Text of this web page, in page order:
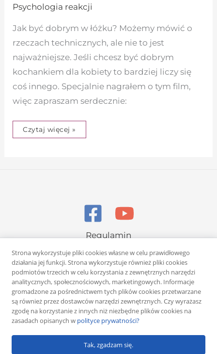
Psychologia reakcji
Jak być dobrym w łóżku? Możemy mówić o
rzeczach technicznych, ale nie to jest
najważniejsze. Jeśli chcesz być dobrym
kochankiem dla kobiety to bardziej liczy się
coś innego. Specjalnie nagrałem o tym film,
więc zapraszam serdecznie:
Czytaj więcej »
Regulamin
Polityka prywatności
Copyright © 2026 Rafał Żuber
Powered byKlub eMarketera
Strona wykorzystuje pliki cookies własne w celu prawidłowego
działania jej funkcji. Strona wykorzystuje również pliki cookies
podmiotów trzecich w celu korzystania z zewnętrznych narzędzi
analitycznych, społecznościowych, marketingowych. Informacje
gromadzone za pośrednictwem tych plików cookies przetwarzane
są również przez dostawców narzędzi zewnętrznych. Czy wyrażasz
zgodę na korzystanie z innych niż niezbędne plików cookies na
zasadach opisanych w polityce prywatności?
Tak, zgadzam się.